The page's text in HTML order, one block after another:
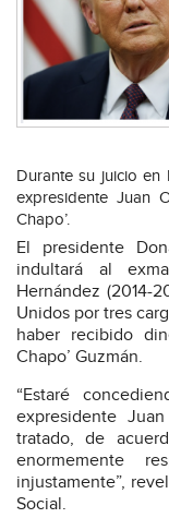
Durante su juicio
expresidente Juan
Chapo’.
El presidente
indultará al
Hernández (2014-
Unidos por tres
haber recibido
Chapo’ Guzmán.
“Estaré
expresidente
tratado, de
enormemente
injustamente”,
Social.